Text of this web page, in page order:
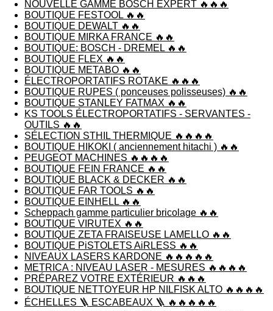
NOUVELLE GAMME BOSCH EXPERT 🔥🔥🔥
BOUTIQUE FESTOOL 🔥🔥
BOUTIQUE DEWALT 🔥🔥
BOUTIQUE MIRKA FRANCE 🔥🔥
BOUTIQUE: BOSCH - DREMEL 🔥🔥
BOUTIQUE FLEX 🔥🔥
BOUTIQUE METABO 🔥🔥
ÉLECTROPORTATIFS ROTAKE 🔥🔥🔥
BOUTIQUE RUPES ( ponceuses polisseuses) 🔥🔥
BOUTIQUE STANLEY FATMAX 🔥🔥
KS TOOLS ÉLECTROPORTATIFS - SERVANTES -
OUTILS 🔥🔥
SÉLECTION STHIL THERMIQUE 🔥🔥🔥🔥
BOUTIQUE HIKOKI ( anciennement hitachi ) 🔥🔥
PEUGEOT MACHINES 🔥🔥🔥🔥
BOUTIQUE FEIN FRANCE 🔥🔥
BOUTIQUE BLACK & DECKER 🔥🔥
BOUTIQUE FAR TOOLS 🔥🔥
BOUTIQUE EINHELL 🔥🔥
Scheppach gamme particulier bricolage 🔥🔥
BOUTIQUE VIRUTEX 🔥🔥
BOUTIQUE ZETA FRAISEUSE LAMELLO 🔥🔥
BOUTIQUE PiSTOLETS AiRLESS 🔥🔥
NIVEAUX LASERS KARDONE 🔥🔥🔥🔥🔥
METRICA : NIVEAU LASER - MESURES 🔥🔥🔥🔥
PRÉPAREZ VOTRE EXTÉRIEUR 🔥🔥🔥
BOUTIQUE NETTOYEUR HP NILFISK ALTO 🔥🔥🔥🔥
ÉCHELLES 🪜 ESCABEAUX 🪜 🔥🔥🔥🔥🔥